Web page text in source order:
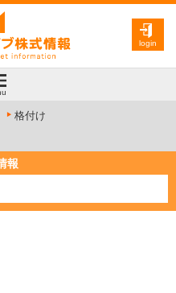
login
格付け
報
新